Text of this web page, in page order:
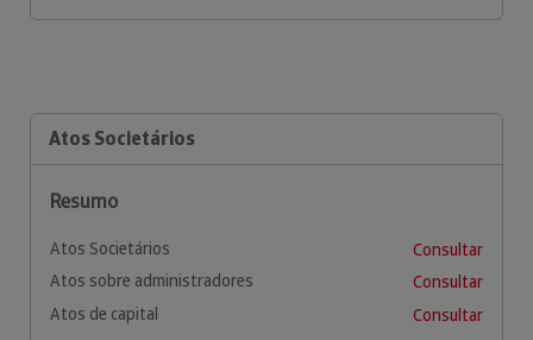
Atos Societários
Resumo
Atos Societários
Consultar
Atos sobre administradores
Consultar
Atos de capital
Consultar